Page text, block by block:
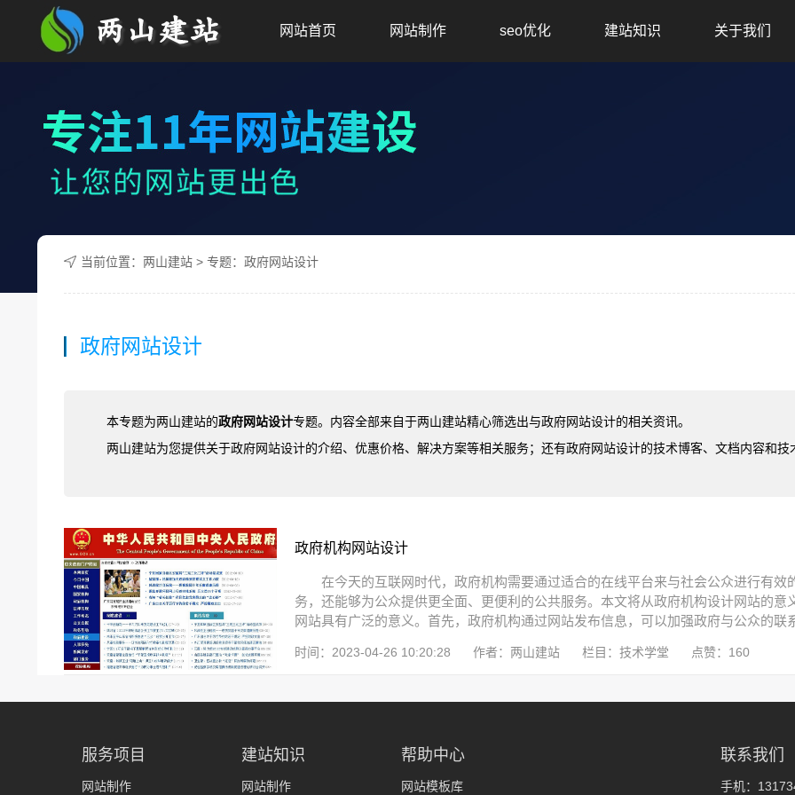
网站首页 网站制作 seo优化 建站知识 关于我们
当前位置： 两山建站 > 专题：政府网站设计
政府网站设计
本专题为两山建站的政府网站设计专题。内容全部来自于两山建站精心筛选出与政府网站设计的相关资讯。
两山建站为您提供关于政府网站设计的介绍、优惠价格、解决方案等相关服务；还有政府网站设计的技术博客、文档内容和
政府机构网站设计
在今天的互联网时代，政府机构需要通过适合的在线平台来与社会公众进行有
务，还能够为公众提供更全面、更便利的公共服务。本文将从政府机构设计网站的
网站具有广泛的意义。首先，政府机构通过网站发布信息，可以加强政府与公众的联
时间：2023-04-26 10:20:28 作者：两山建站 栏目：技术学堂 点赞：160
服务项目
网站制作
建站知识
网站制作
帮助中心
网站模板库
联系我们
手机：